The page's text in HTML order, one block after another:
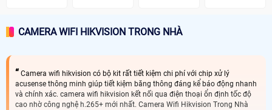
CAMERA WIFI HIKVISION TRONG NHÀ
Camera wifi hikvision có bộ kit rất tiết kiệm chi phí với chip xử lý
acusense thông minh giúp tiết kiệm băng thông đáng kể báo động nhanh
và chính xác. camera wifi hikvision kết nối qua điện thoại ổn định tốc độ
cao nhờ công nghệ h.265+ mới nhất. Camera Wifi Hikvision Trong Nhà